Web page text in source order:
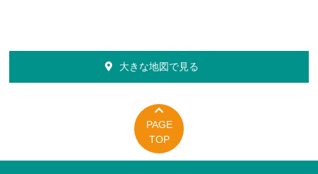
大きな地図で見る
PAGE
TOP